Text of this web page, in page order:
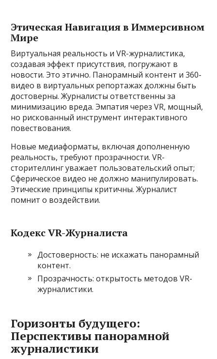
Этическая Навигация в Иммерсивном
Мире
Виртуальная реальность и VR-журналистика,
создавая эффект присутствия, погружают в
новости. Это этично. Панорамный контент и 360-
видео в виртуальных репортажах должны быть
достоверны. Журналисты ответственны за
минимизацию вреда. Эмпатия через VR, мощный,
но рискованный инструмент интерактивного
повествования.
Новые медиаформаты, включая дополненную
реальность, требуют прозрачности. VR-
сторителлинг уважает пользовательский опыт;
Сферическое видео не должно манипулировать.
Этические принципы критичны. Журналист
помнит о воздействии.
Кодекс VR-Журналиста
Достоверность: не искажать панорамный
контент.
Прозрачность: открытость методов VR-
журналистики.
Горизонты будущего:
Перспективы панорамной
журналистики